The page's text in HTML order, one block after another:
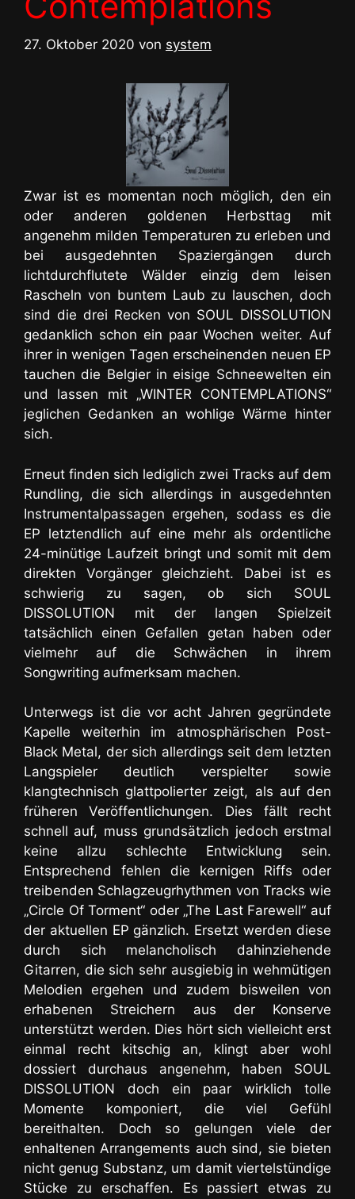
27. Oktober 2020 von system
Zwar ist es momentan noch möglich, den ein
oder anderen goldenen Herbsttag mit
angenehm milden Temperaturen zu erleben und
bei ausgedehnten Spaziergängen durch
lichtdurchflutete Wälder einzig dem leisen
Rascheln von buntem Laub zu lauschen, doch
sind die drei Recken von SOUL DISSOLUTION
gedanklich schon ein paar Wochen weiter. Auf
ihrer in wenigen Tagen erscheinenden neuen EP
tauchen die Belgier in eisige Schneewelten ein
und lassen mit „WINTER CONTEMPLATIONS“
jeglichen Gedanken an wohlige Wärme hinter
sich.
Erneut finden sich lediglich zwei Tracks auf dem
Rundling, die sich allerdings in ausgedehnten
Instrumentalpassagen ergehen, sodass es die
EP letztendlich auf eine mehr als ordentliche
24-minütige Laufzeit bringt und somit mit dem
direkten Vorgänger gleichzieht. Dabei ist es
schwierig zu sagen, ob sich SOUL
DISSOLUTION mit der langen Spielzeit
tatsächlich einen Gefallen getan haben oder
vielmehr auf die Schwächen in ihrem
Songwriting aufmerksam machen.
Unterwegs ist die vor acht Jahren gegründete
Kapelle weiterhin im atmosphärischen Post-
Black Metal, der sich allerdings seit dem letzten
Langspielerdeutlich verspielter sowie
klangtechnisch glattpolierter zeigt, als auf den
früheren Veröffentlichungen. Dies fällt recht
schnell auf, muss grundsätzlich jedoch erstmal
keine allzu schlechte Entwicklung sein.
Entsprechend fehlen die kernigen Riffs oder
treibenden Schlagzeugrhythmen von Tracks wie
„Circle Of Torment“ oder „The Last Farewell“ auf
der aktuellen EP gänzlich. Ersetzt werden diese
durch sich melancholisch dahinziehende
Gitarren, die sich sehr ausgiebig in wehmütigen
Melodien ergehen und zudem bisweilen von
erhabenen Streichern aus der Konserve
unterstützt werden. Dies hört sich vielleicht erst
einmal recht kitschig an, klingt aber wohl
dossiert durchaus angenehm, haben SOUL
DISSOLUTION doch ein paar wirklich tolle
Momente komponiert, die viel Gefühl
bereithalten. Doch so gelungen viele der
enhaltenen Arrangements auch sind, sie bieten
nicht genug Substanz, um damit viertelstündige
Stücke zu erschaffen. Es passiert etwas zu